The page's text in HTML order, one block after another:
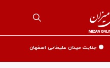
🟡 جنایت میدان علیخانی اصفهان